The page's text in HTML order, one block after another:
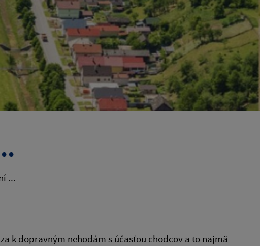
...
k dopravným nehodám s účasťou chodcov a to najmä